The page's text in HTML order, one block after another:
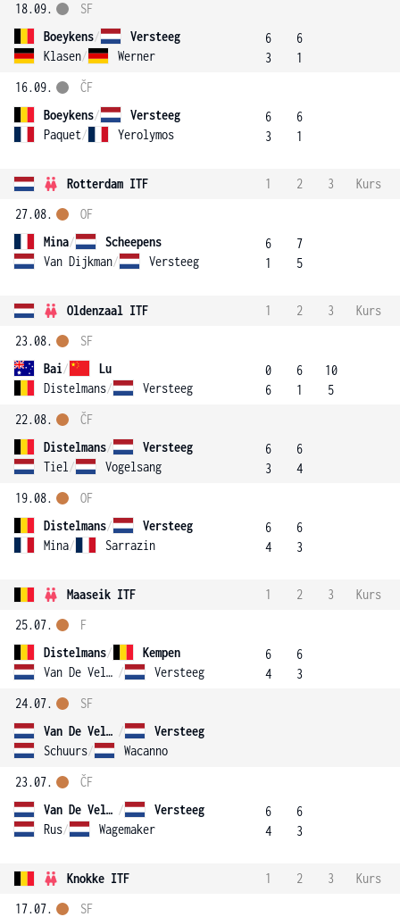
18.09.
Boeykens/
Versteeg
Klasen/ Werner
SF
6
3
6
1
16.09.
Boeykens/
Versteeg
Paquet/ Yerolymos
ČF
6
3
6
1
Rotterdam ITF 1 2 3
Kurs
27.08.
Mina/
Scheepens
Van Dijkman/ Versteeg
OF
6
1
7
5
Oldenzaal ITF 1 2 3
Kurs
23.08.
Bai/
Lu
Distelmans/ Versteeg
SF
0
6
6
1
10
5
22.08.
Distelmans/
Versteeg
Tiel / Vogelsang
ČF
6
3
6
4
19.08.
Distelmans/
Versteeg
Mina/ Sarrazin
OF
6
4
6
3
Maaseik ITF 1 2 3
Kurs
25.07.
Distelmans/
Kempen
Van De Velde / Versteeg
F
6
4
6
3
24.07.
Van De Velde /
Versteeg
Schuurs/ Wacanno
SF
23.07.
Van De Velde /
Versteeg
Rus/ Wagemaker
ČF
6
4
6
3
Knokke ITF 1 2 3
Kurs
17.07.
SF